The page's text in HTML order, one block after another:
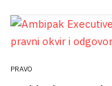
PRAVO